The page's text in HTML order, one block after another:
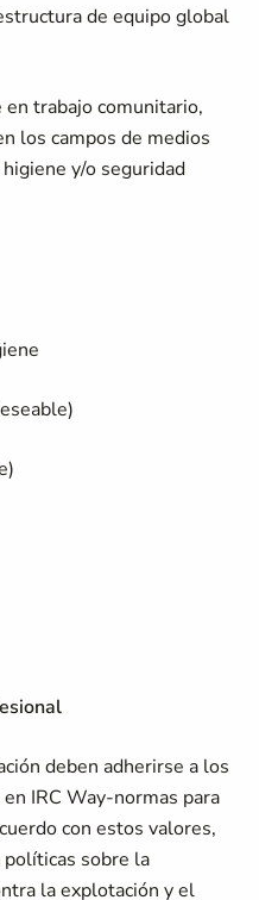
de equipo global
trabajo comunitario,
los campos de medios
y/o seguridad
deben adherirse a los
IRC Way-normas para
con estos valores,
políticas sobre la
la explotación y el